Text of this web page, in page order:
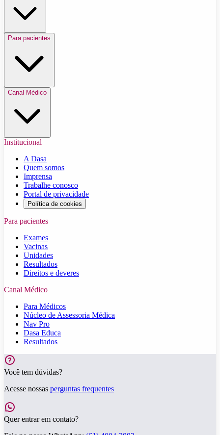
Para pacientes
Canal Médico
Institucional
A Dasa
Quem somos
Imprensa
Trabalhe conosco
Portal de privacidade
Política de cookies
Para pacientes
Exames
Vacinas
Unidades
Resultados
Direitos e deveres
Canal Médico
Para Médicos
Núcleo de Assessoria Médica
Nav Pro
Dasa Educa
Resultados
Você tem dúvidas?
Acesse nossas perguntas frequentes
Quer entrar em contato?